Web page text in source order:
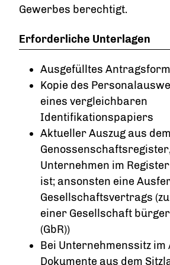
Gewerbes berechtigt.
Erforderliche Unterlagen
Ausgefülltes
Kopie des
eines vergleichbaren
Identifikationspapiers
Aktueller Auszug aus
Unternehmen im
ist; ansonsten eine
Gesellschaftsvertrags
einer Gesellschaft
(GbR))
Bei Unternehmenssitz im
Dokumente aus dem